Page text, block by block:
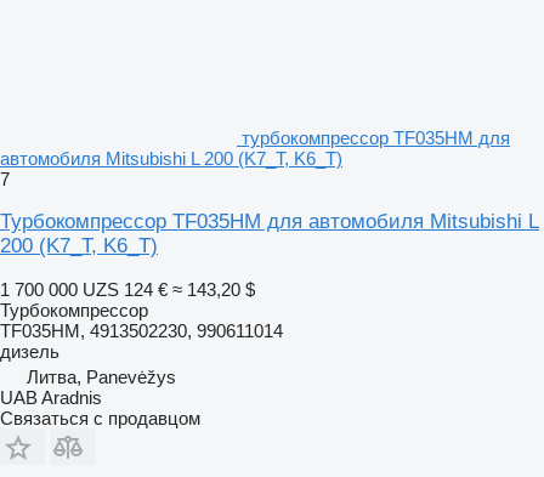
турбокомпрессор TF035HM для
автомобиля Mitsubishi L 200 (K7_T, K6_T)
7
Турбокомпрессор TF035HM для автомобиля Mitsubishi L
200 (K7_T, K6_T)
1 700 000 UZS 124 € ≈ 143,20 $
Турбокомпрессор
TF035HM, 4913502230, 990611014
дизель
Литва, Panevėžys
UAB Aradnis
Связаться с продавцом